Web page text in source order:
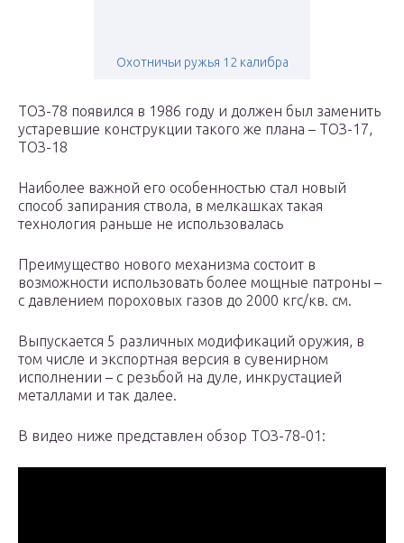
Охотничьи ружья 12 калибра
ТОЗ-78 появился в 1986 году и должен был заменить
устаревшие конструкции такого же плана – ТОЗ-17,
ТОЗ-18
Наиболее важной его особенностью стал новый
способ запирания ствола, в мелкашках такая
технология раньше не использовалась
Преимущество нового механизма состоит в
возможности использовать более мощные патроны –
с давлением пороховых газов до 2000 кгс/кв. см.
Выпускается 5 различных модификаций оружия, в
том числе и экспортная версия в сувенирном
исполнении – с резьбой на дуле, инкрустацией
металлами и так далее.
В видео ниже представлен обзор ТОЗ-78-01: